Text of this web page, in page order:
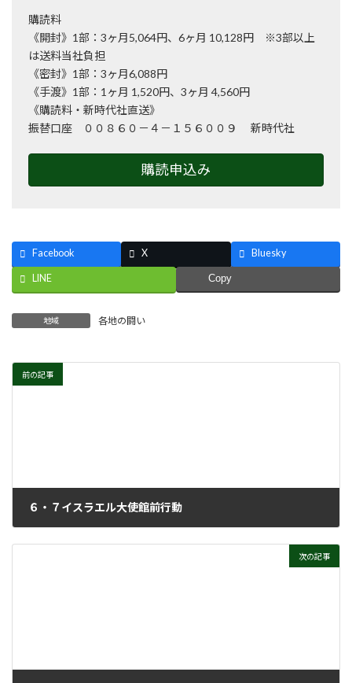
購読料
《開封》1部：3ヶ月5,064円、6ヶ月 10,128円 ※3部以上
は送料当社負担
《密封》1部：3ヶ月6,088円
《手渡》1部：1ヶ月 1,520円、3ヶ月 4,560円
《購読料・新時代社直送》
振替口座 ００８６０－４－１５６００９ 新時代社
購読申込み
Facebook X Bluesky
LINE Copy
地域 各地の闘い
前の記事
６・７イスラエル大使館前行動
次の記事